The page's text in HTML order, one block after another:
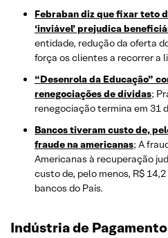
Febraban diz que fixar teto
‘inviável’ prejudica
entidade, redução da oferta
força os clientes a recorrer a
“Desenrola da Educação”
renegociações de dívidas;
renegociação termina em 31
Bancos tiveram custo de,
fraude na americanas; A
Americanas à recuperação
custo de, pelo menos, R$
bancos do País.
Indústria de